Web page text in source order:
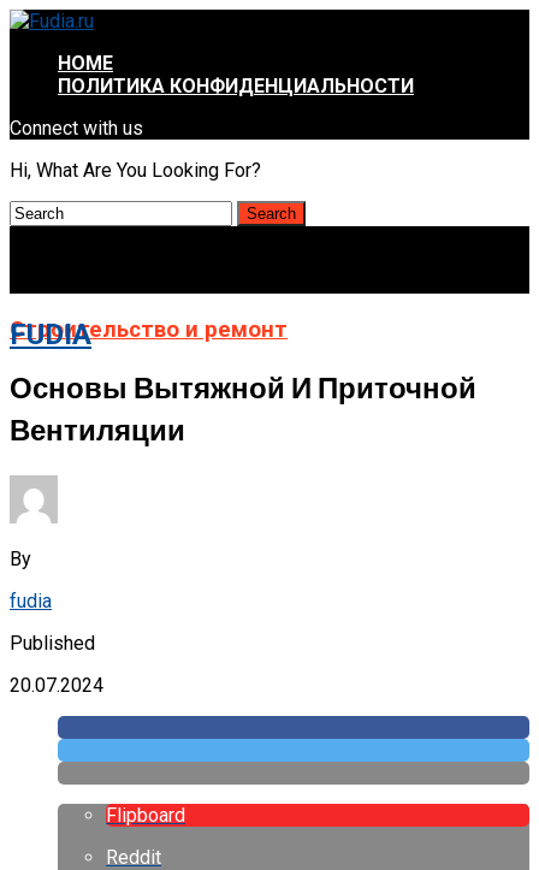
HOME
ПОЛИТИКА КОНФИДЕНЦИАЛЬНОСТИ
Connect with us
Hi, What Are You Looking For?
FUDIA
Строительство и ремонт
Основы Вытяжной И Приточной
Вентиляции
By
fudia
Published
20.07.2024
Flipboard
Reddit